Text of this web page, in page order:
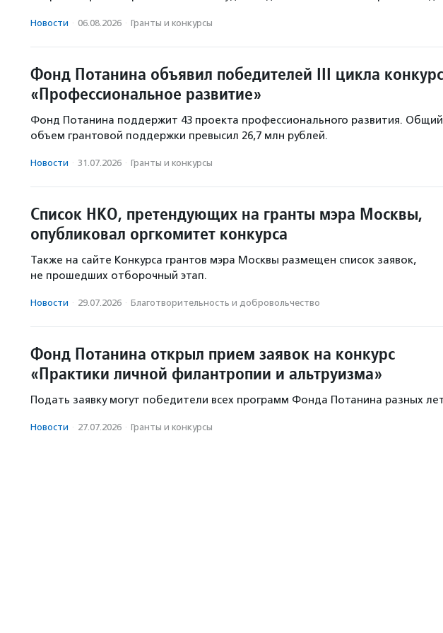
Новости · 06.08.2026 · Гранты и конкурсы
Фонд Потанина объявил победителей III цикла
«Профессиональное развитие»
Фонд Потанина поддержит 43 проекта профессионального развития. Общий
объем грантовой поддержки превысил 26,7 млн рублей.
Новости · 31.07.2026 · Гранты и конкурсы
Список НКО, претендующих на гранты мэра Москвы,
опубликовал оргкомитет конкурса
Также на сайте Конкурса грантов мэра Москвы размещен список заявок,
не прошедших отборочный этап.
Новости · 29.07.2026 · Благотвори­тель­ность и доброволь­чест­во
Фонд Потанина открыл прием заявок на конкурс
«Практики личной филантропии и альтруизма»
Подать заявку могут победители всех программ Фонда Потанина разных
Новости · 27.07.2026 · Гранты и конкурсы